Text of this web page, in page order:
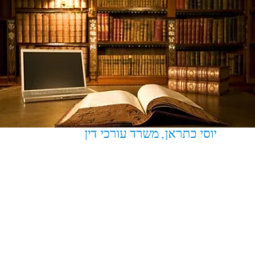
יוסי כתראן, משרד עורכי דין